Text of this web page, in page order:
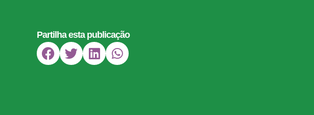
Partilha esta publicação